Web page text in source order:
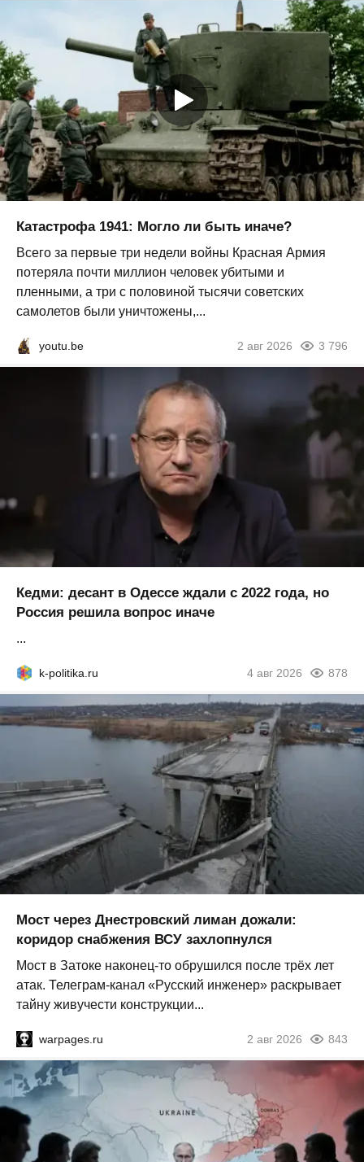
Катастрофа 1941: Могло ли быть иначе?
Всего за первые три недели войны Красная Армия
потеряла почти миллион человек убитыми и
пленными, а три с половиной тысячи советских
самолетов были уничтожены,...
youtu.be 2 авг 2026 3 796
Кедми: десант в Одессе ждали с 2022 года, но
Россия решила вопрос иначе
...
k-politika.ru 4 авг 2026 878
Мост через Днестровский лиман дожали:
коридор снабжения ВСУ захлопнулся
Мост в Затоке наконец-то обрушился после трёх лет
атак. Телеграм-канал «Русский инженер» раскрывает
тайну живучести конструкции...
warpages.ru 2 авг 2026 843